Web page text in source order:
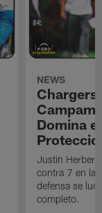
NEWS
Chargers
Domina
Justin Herbert
contra 7 en la
defensa se
completo.